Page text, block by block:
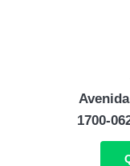
1700-